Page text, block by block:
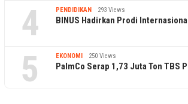
4 PENDIDIKAN 293 Views
BINUS Hadirkan Prodi
5 EKONOMI 250 Views
PalmCo Serap 1,73 Juta Ton TBS